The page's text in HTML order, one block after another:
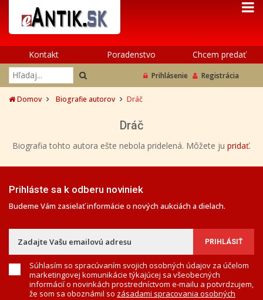
Kontakt Poradenstvo Chcem predať
Prihlásenie Registrácia
Domov Biografie autorov Dráč
Dráč
Biografia tohto autora ešte nebola pridelená. Môžete ju pridať.
Prihláste sa k odberu noviniek
Budeme Vám zasielať informácie o nových aukciách a dielach.
Súhlasím so spracúvaním svojich osobných údajov za účelom
marketingovej komunikácie týkajúcej sa všeobecných
informácií o novinkách prostredníctvom e-mailu a potvrdzujem,
že som sa oboznámil so zásadami spracovania osobných